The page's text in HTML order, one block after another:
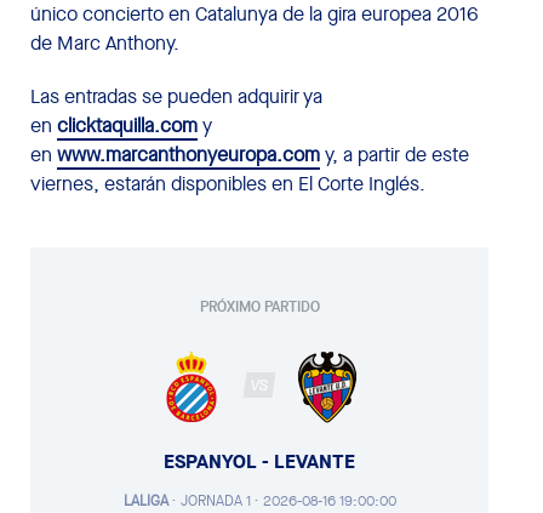
único concierto en Catalunya de la gira europea 2016
de Marc Anthony.
Las entradas se pueden adquirir ya
en clicktaquilla.comy
en www.marcanthonyeuropa.comy, a partir de este
viernes, estarán disponibles en El Corte Inglés.
PRÓXIMO PARTIDO
VS
ESPANYOL - LEVANTE
LALIGA· JORNADA 1 · 2026-08-16 19:00:00